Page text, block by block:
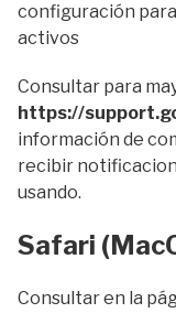
configuración
activos
Consultar para
https://
información de
recibir
usando.
Safari
Consultar en la